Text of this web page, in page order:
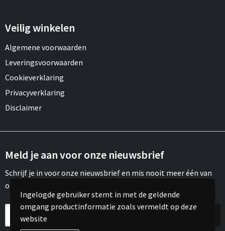
Veilig winkelen
Algemene voorwaarden
Leveringsvoorwaarden
Cookieverklaring
Privacyverklaring
Disclaimer
Meld je aan voor onze nieuwsbrief
Schrijf je in voor onze nieuwsbrief en mis nooit meer één van
onze leuke aanbiedingen of updates.
Ingelogde gebruiker stemt in met de geldende
omgang productinformatie zoals vermeldt op deze
website